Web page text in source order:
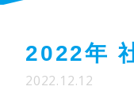
2022年
2022.12.12